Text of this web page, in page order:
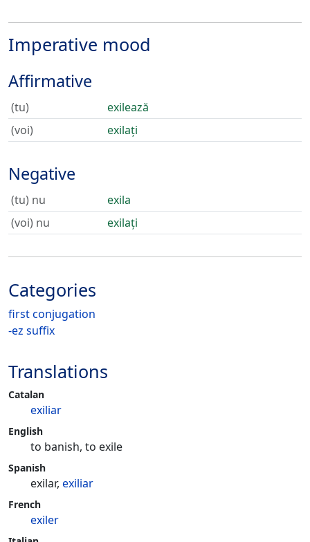
Imperative mood
Affirmative
(tu)
exilează
(voi)
exilați
Negative
(tu) nu
exila
(voi) nu
exilați
Categories
first conjugation
-ez suffix
Translations
Catalan
exiliar
English
to banish, to exile
Spanish
exilar, exiliar
French
exiler